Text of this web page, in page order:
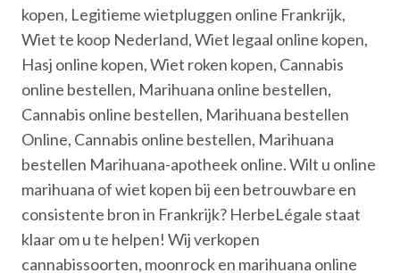
kopen, Legitieme wietpluggen online Frankrijk,
Wiet te koop Nederland, Wiet legaal online kopen,
Hasj online kopen, Wiet roken kopen, Cannabis
online bestellen, Marihuana online bestellen,
Cannabis online bestellen, Marihuana bestellen
Online, Cannabis online bestellen, Marihuana
bestellen Marihuana-apotheek online. Wilt u online
marihuana of wiet kopen bij een betrouwbare en
consistente bron in Frankrijk? HerbeLégale staat
klaar om u te helpen! Wij verkopen
cannabissoorten, moonrock en marihuana online